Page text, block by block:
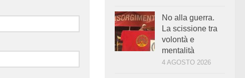
No alla guerra.
La scissione tra
volontà e
mentalità
4 AGOSTO 2026